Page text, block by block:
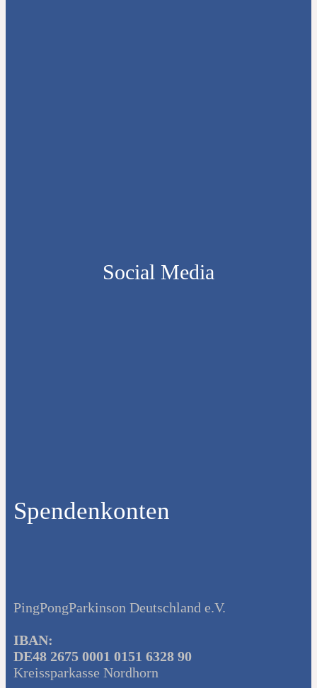
Social Media
Spendenkonten
PingPongParkinson Deutschland e.V.
IBAN:
DE48 2675 0001 0151 6328 90
Kreissparkasse Nordhorn